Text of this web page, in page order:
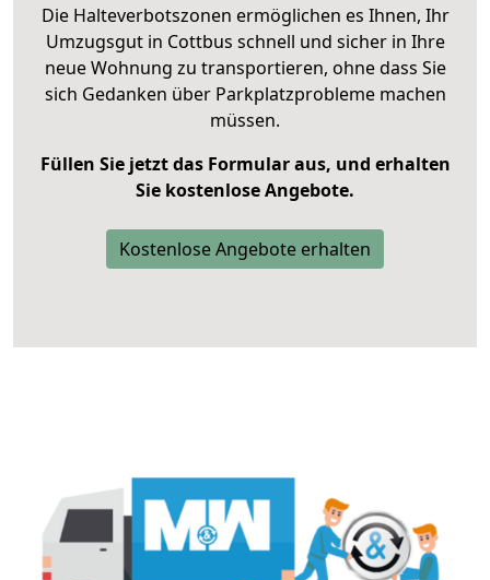
Die Halteverbotszonen ermöglichen es Ihnen, Ihr
Umzugsgut in Cottbus schnell und sicher in Ihre
neue Wohnung zu transportieren, ohne dass Sie
sich Gedanken über Parkplatzprobleme machen
müssen.
Füllen Sie jetzt das Formular aus, und erhalten
Sie kostenlose Angebote.
Kostenlose Angebote erhalten